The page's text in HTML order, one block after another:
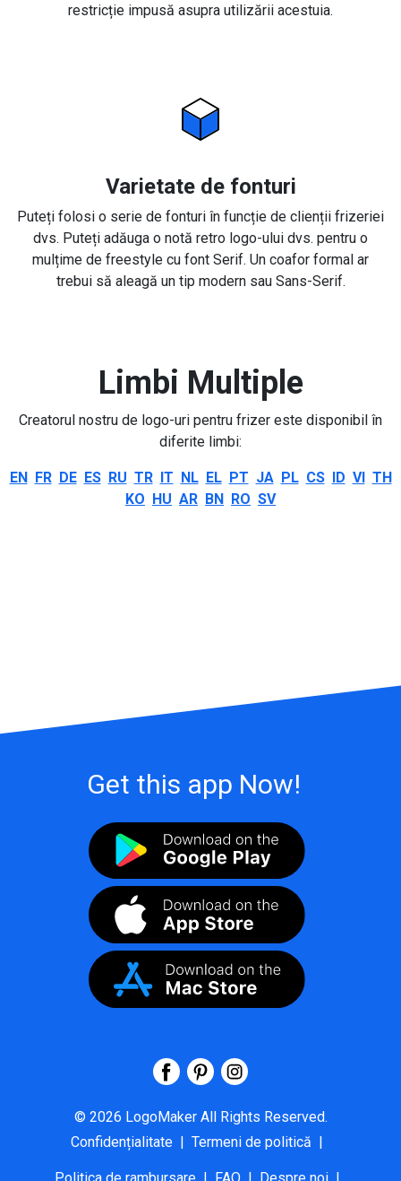
restricție impusă asupra utilizării acestuia.
Varietate de fonturi
Puteți folosi o serie de fonturi în funcție de clienții frizeriei
dvs. Puteți adăuga o notă retro logo-ului dvs. pentru o
mulțime de freestyle cu font Serif. Un coafor formal ar
trebui să aleagă un tip modern sau Sans-Serif.
Limbi Multiple
Creatorul nostru de logo-uri pentru frizer este disponibil în
diferite limbi:
EN FR DE ES RU TR IT NL EL PT JA PL CS ID VI TH
KO HU AR BN RO SV
Get this app Now!
© 2026 LogoMaker All Rights Reserved.
Confidențialitate | Termeni de politică |